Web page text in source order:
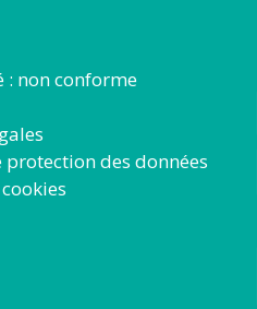
: non conforme
des données